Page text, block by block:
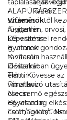
táplálásának
ALAPÚ
születésüktől
független,
képesítéssel
gyermek
tanácsára
időszakában
előtt. Kövesse az
vonatkozó
csecsemő
egyes adag
csomagolást.
-
- kazein
Vitaminok
A-vitamin
D3-vitamin
E-vitamin
K-vitamin
C-vitamin
Tiamin
Riboflavin
Niacin
B6-vitamin
Folát/Folian/